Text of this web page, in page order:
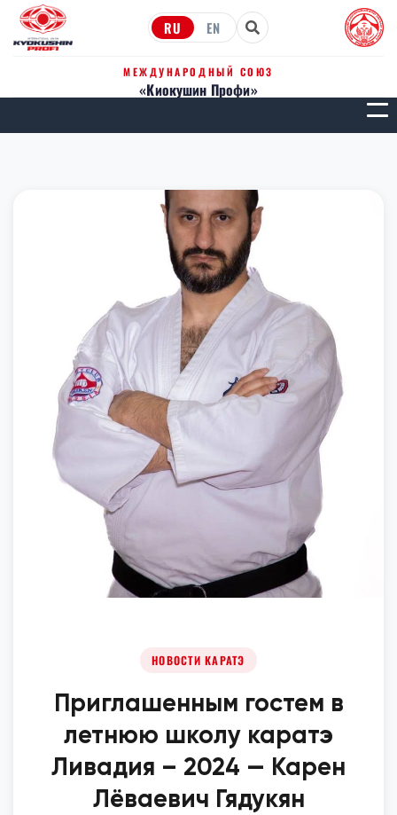
RU EN
МЕЖДУНАРОДНЫЙ СОЮЗ
«Киокушин Профи»
НОВОСТИ КАРАТЭ
Приглашенным гостем в
летнюю школу каратэ
Ливадия – 2024 — Карен
Лёваевич Гядукян